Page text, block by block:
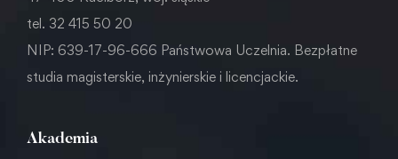
tel. 32 415 50 20
NIP: 639-17-96-666 Państwowa Uczelnia. Bezpłatne
studia magisterskie, inżynierskie i licencjackie.
Akademia